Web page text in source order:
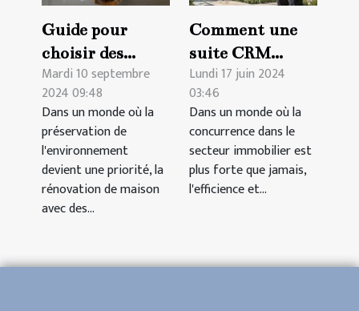
Guide pour
choisir des
matériaux
durables pour la
rénovation de
maison en 2024
Mardi 10 septembre
2024 09:48
Dans un monde où la
préservation de
l'environnement
devient une priorité, la
rénovation de maison
avec des...
Comment une
suite CRM
spécifique au
secteur
immobilier peut
transformer
votre agence
Lundi 17 juin 2024
03:46
Dans un monde où la
concurrence dans le
secteur immobilier est
plus forte que jamais,
l'efficience et...